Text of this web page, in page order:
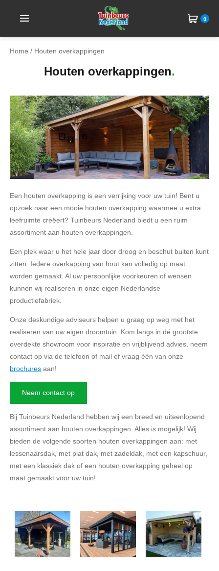
0
Home / Houten overkappingen
Houten overkappingen
Een houten overkapping is een verrijking voor uw tuin! Bent u
opzoek naar een mooie houten overkapping waarmee u extra
leefruimte creëert? Tuinbeurs Nederland biedt u een ruim
assortiment aan houten overkappingen.
Een plek waar u het hele jaar door droog en beschut buiten kunt
zitten. Iedere overkapping van hout kan volledig op maat
worden gemaakt. Al uw persoonlijke voorkeuren of wensen
kunnen wij realiseren in onze eigen Nederlandse
productiefabriek.
Onze deskundige adviseurs helpen u graag op weg met het
realiseren van uw eigen droomtuin. Kom langs in dé grootste
overdekte showroom voor inspiratie en vrijblijvend advies, neem
contact op via de telefoon of mail of vraag één van onze
brochures aan!
Neem contact op
Bij Tuinbeurs Nederland hebben wij een breed en uiteenlopend
assortiment aan houten overkappingen. Alles is mogelijk! Wij
bieden de volgende soorten houten overkappingen aan: met
lessenaarsdak, met plat dak, met zadeldak, met een kapschuur,
met een klassiek dak of een houten overkapping geheel op
maat gemaakt voor uw tuin!